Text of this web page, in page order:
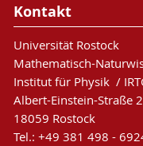
Kontakt
Universität Rostock
Mathematisch-
Institut für Physik /
Albert-Einstein-Straße
18059 Rostock
Tel.: +49 381 498 -